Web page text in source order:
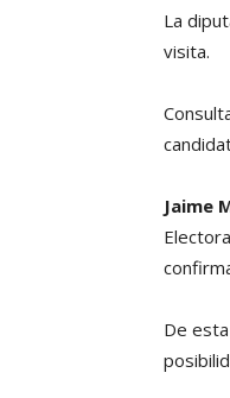
La
visita.
Jaime
De